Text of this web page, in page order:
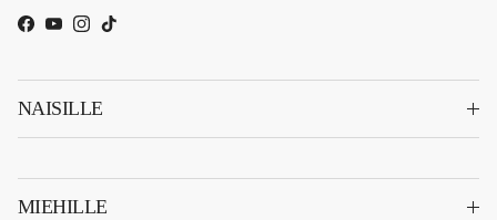
Facebook
YouTube
Instagram
TikTok
NAISILLE
MIEHILLE